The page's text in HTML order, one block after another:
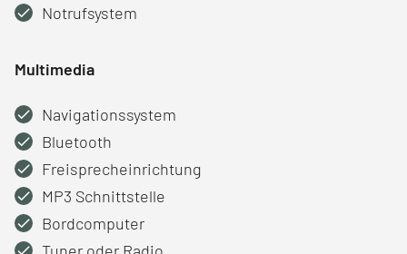
Notrufsystem
Multimedia
Navigationssystem
Bluetooth
Freisprecheinrichtung
MP3 Schnittstelle
Bordcomputer